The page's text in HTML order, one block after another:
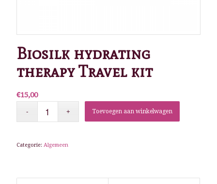
Biosilk hydrating
therapy Travel kit
€15,00
Toevoegen aan winkelwagen
Categorie: Algemeen